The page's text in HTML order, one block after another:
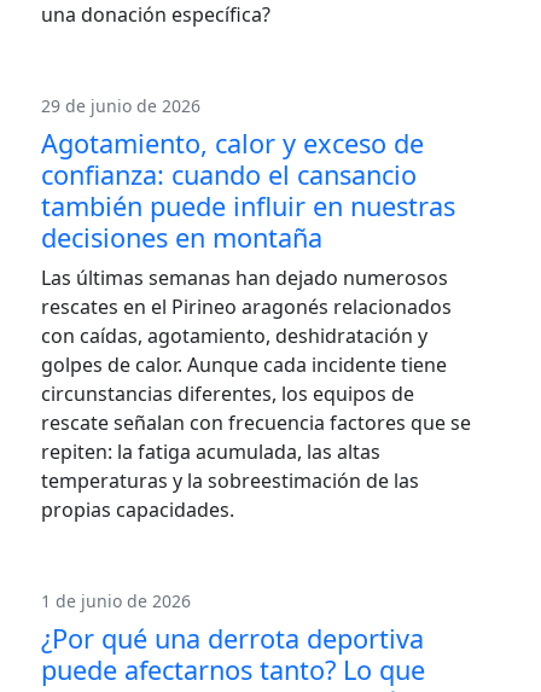
una donación específica?
29 de junio de 2026
Agotamiento, calor y exceso de
confianza: cuando el cansancio
también puede influir en nuestras
decisiones en montaña
Las últimas semanas han dejado numerosos
rescates en el Pirineo aragonés relacionados
con caídas, agotamiento, deshidratación y
golpes de calor. Aunque cada incidente tiene
circunstancias diferentes, los equipos de
rescate señalan con frecuencia factores que se
repiten: la fatiga acumulada, las altas
temperaturas y la sobreestimación de las
propias capacidades.
1 de junio de 2026
¿Por qué una derrota deportiva
puede afectarnos tanto? Lo que